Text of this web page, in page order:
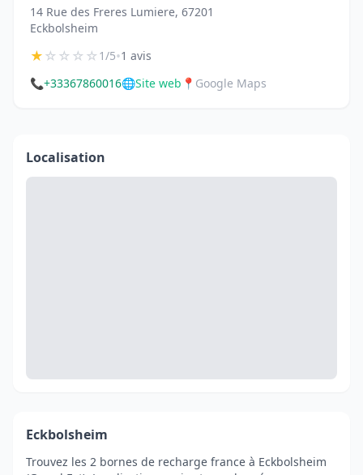
14 Rue des Freres Lumiere, 67201
Eckbolsheim
★☆☆☆☆1/5•1 avis
📞+33367860016🌐Site web 📍 Google Maps
Localisation
Eckbolsheim
Trouvez les 2 bornes de recharge france à Eckbolsheim